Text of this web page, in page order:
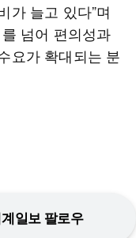
가 늘고 있다”며
넘어 편의성과
요가 확대되는 분
일보 팔로우